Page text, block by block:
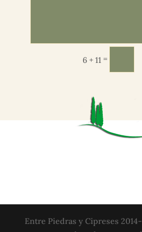
6 + 11 =
Entre Piedras y Cipreses